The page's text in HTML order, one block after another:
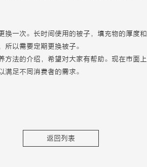
换一次。长时间使用的被子，填充物的厚度
以需要定期更换被子。
方法的介绍，希望对大家有帮助。现在市面
足不同消费者的需求。
返回列表